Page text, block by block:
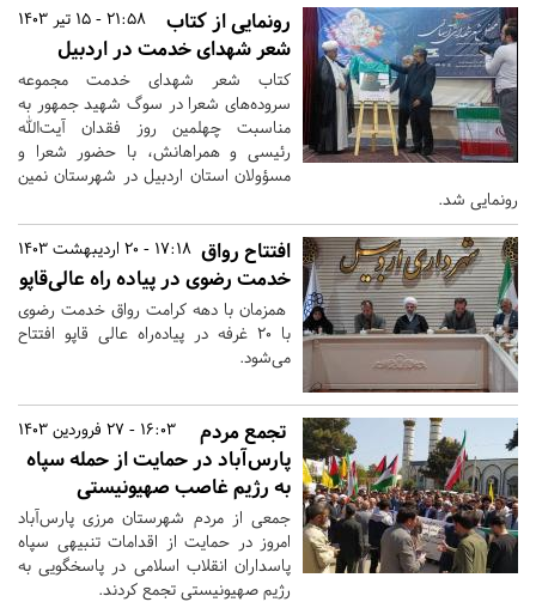
21:58 - 15 تیر 1403
رونمایی از کتاب
شعر شهدای خدمت در اردبیل
کتاب شعر شهدای خدمت مجموعه
سروده‌های شعرا در سوگ شهید جمهور به
مناسبت چهلمین روز فقدان آیت‌الله
رئیسی و همراهانش، با حضور شعرا و
مسؤولان استان اردبیل در شهرستان نمین
رونمایی شد.
17:18 - 20 اردیبهشت 1403 افتتاح رواق
خدمت رضوی در پیاده راه عالی‌قاپو
همزمان با دهه کرامت رواق خدمت رضوی
با ۲۰ غرفه در پیاده‌راه عالی قاپو افتتاح
می‌شود.
16:03 - 27 فروردین 1403
تجمع مردم
پارس‌آباد در حمایت از حمله سپاه
به رژیم غاصب صهیونیستی
جمعی از مردم شهرستان مرزی پارس‌آباد
امروز در حمایت از اقدامات تنبیهی سپاه
پاسداران انقلاب اسلامی در پاسخگویی به
رژیم صهیونیستی تجمع کردند.